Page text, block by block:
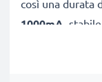
così una durata
1000mA ,
uscita sarà